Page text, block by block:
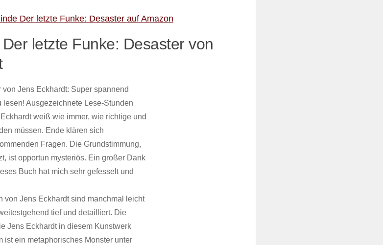
Der letzte Funke: Desaster auf Amazon
letzte Funke: Desaster von
Jens Eckhardt: Super spannend
Ausgezeichnete Lese-Stunden
weiß wie immer, wie richtige und
müssen. Ende klären sich
Fragen. Die Grundstimmung,
ist opportun mysteriös. Ein großer Dank
Buch hat mich sehr gefesselt und
von Jens Eckhardt sind manchmal leicht
tief und detailliert. Die
Jens Eckhardt in diesem Kunstwerk
ist ein metaphorisches Monster unter